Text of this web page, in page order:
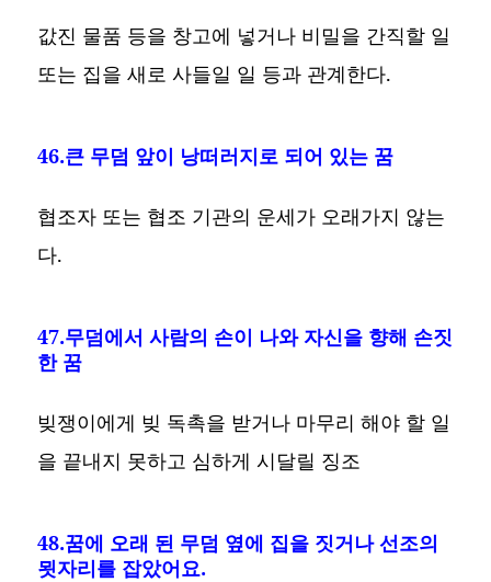
값진 물품 등을 창고에 넣거나 비밀을 간직할 일
또는 집을 새로 사들일 일 등과 관계한다.
46.큰 무덤 앞이 낭떠러지로 되어 있는 꿈
협조자 또는 협조 기관의 운세가 오래가지 않는
다.
47.무덤에서 사람의 손이 나와 자신을 향해 손짓
한 꿈
빚쟁이에게 빚 독촉을 받거나 마무리 해야 할 일
을 끝내지 못하고 심하게 시달릴 징조
48.꿈에 오래 된 무덤 옆에 집을 짓거나 선조의
묏자리를 잡았어요.